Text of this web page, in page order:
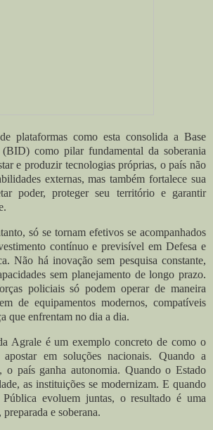
plataformas como esta consolida a Base
como pilar fundamental da soberania
e produzir tecnologias próprias, o país não
externas, mas também fortalece sua
poder, proteger seu território e garantir
só se tornam efetivos se acompanhados
contínuo e previsível em Defesa e
Não há inovação sem pesquisa constante,
sem planejamento de longo prazo.
policiais só podem operar de maneira
de equipamentos modernos, compatíveis
que enfrentam no dia a dia.
Agrale é um exemplo concreto de como o
em soluções nacionais. Quando a
o país ganha autonomia. Quando o Estado
as instituições se modernizam. E quando
Pública evoluem juntas, o resultado é uma
e soberana.